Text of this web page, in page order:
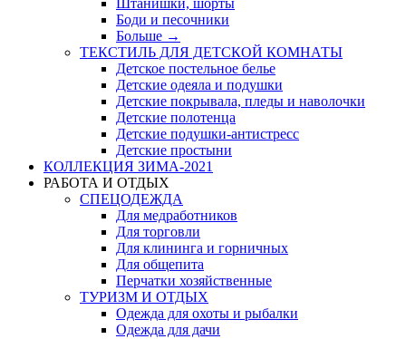
Штанишки, шорты
Боди и песочники
Больше →
ТЕКСТИЛЬ ДЛЯ ДЕТСКОЙ КОМНАТЫ
Детское постельное белье
Детские одеяла и подушки
Детские покрывала, пледы и наволочки
Детские полотенца
Детские подушки-антистресс
Детские простыни
КОЛЛЕКЦИЯ ЗИМА-2021
РАБОТА И ОТДЫХ
СПЕЦОДЕЖДА
Для медработников
Для торговли
Для клининга и горничных
Для общепита
Перчатки хозяйственные
ТУРИЗМ И ОТДЫХ
Одежда для охоты и рыбалки
Одежда для дачи